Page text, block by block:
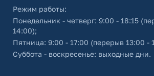
Режим работы:
Понедельник - четверг: 9:00 - 18:15
14:00);
Пятница: 9:00 - 17:00 (перерыв 13:00 -
Суббота - воскресенье: выходные дни.